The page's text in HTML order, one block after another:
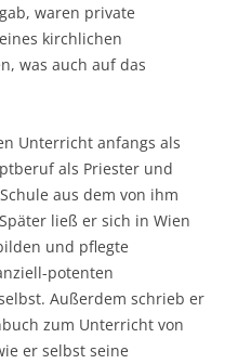
waren private
kirchlichen
was auch auf das
Unterricht anfangs als
als Priester und
aus dem von ihm
ließ er sich in Wien
und pflegte
potenten
Außerdem schrieb er
zum Unterricht von
er selbst seine